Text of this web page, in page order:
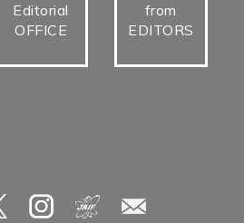
Editorial
OFFICE
from
EDITORS